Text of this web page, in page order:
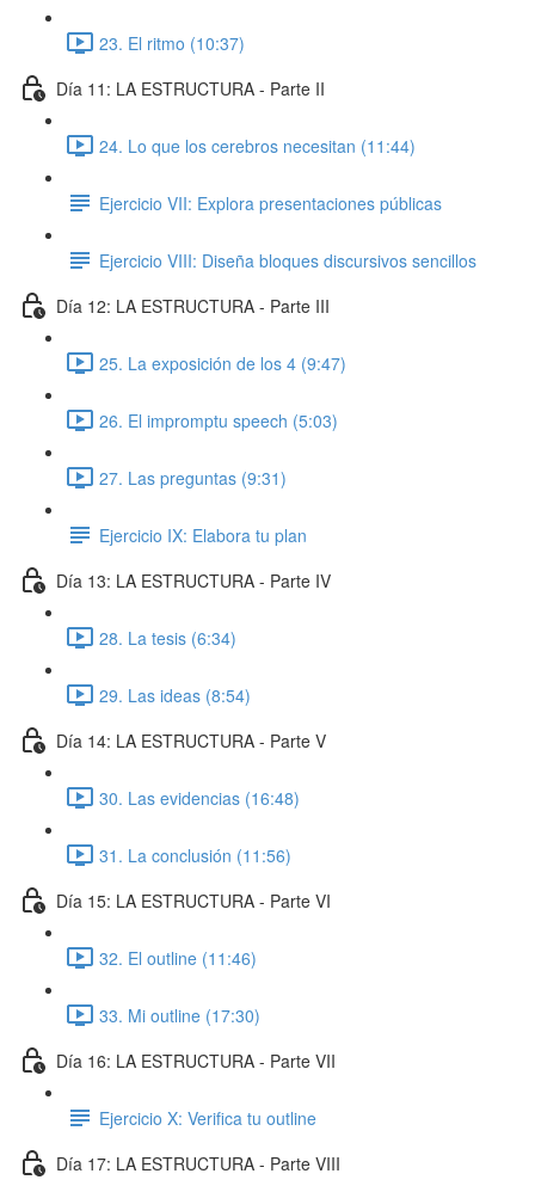
23. El ritmo (10:37)
Día 11: LA ESTRUCTURA - Parte II
24. Lo que los cerebros necesitan (11:44)
Ejercicio VII: Explora presentaciones públicas
Ejercicio VIII: Diseña bloques discursivos sencillos
Día 12: LA ESTRUCTURA - Parte III
25. La exposición de los 4 (9:47)
26. El impromptu speech (5:03)
27. Las preguntas (9:31)
Ejercicio IX: Elabora tu plan
Día 13: LA ESTRUCTURA - Parte IV
28. La tesis (6:34)
29. Las ideas (8:54)
Día 14: LA ESTRUCTURA - Parte V
30. Las evidencias (16:48)
31. La conclusión (11:56)
Día 15: LA ESTRUCTURA - Parte VI
32. El outline (11:46)
33. Mi outline (17:30)
Día 16: LA ESTRUCTURA - Parte VII
Ejercicio X: Verifica tu outline
Día 17: LA ESTRUCTURA - Parte VIII